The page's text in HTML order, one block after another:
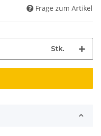
Frage zum Artikel
Stk.